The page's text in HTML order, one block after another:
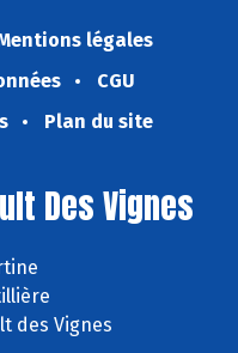
légales
CGU
Plan du site
Des Vignes
des Vignes